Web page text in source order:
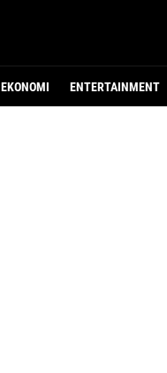
EKONOMI ENTERTAINMENT